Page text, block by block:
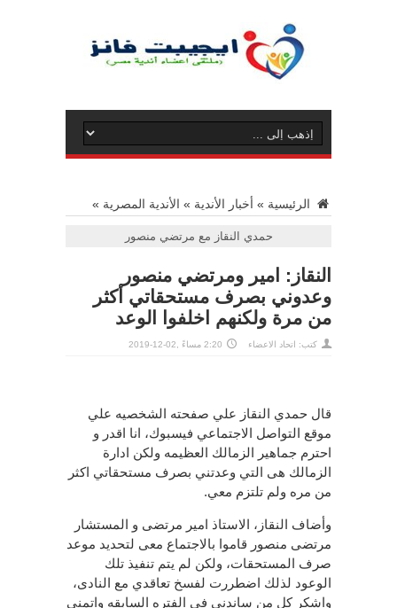
الرئيسية » أخبار الأندية » الأندية المصرية »
حمدي النقاز مع مرتضي منصور
النقاز: امير ومرتضي منصور
وعدوني بصرف مستحقاتي أكثر
من مرة ولكنهم اخلفوا الوعد
كتب: اتحاد الاعضاء 2:20 مساءً ,02-12-2019
قال حمدي النقاز علي صفحته الشخصيه علي
موقع التواصل الاجتماعي فيسبوك، انا اقدر و
احترم جماهير الزمالك العظيمه ولكن ادارة
الزمالك هى التي وعدتني بصرف مستحقاتي اكثر
من مره ولم تلتزم معي.
وأضاف النقاز، الاستاذ امير مرتضى و المستشار
مرتضى منصور قاموا بالاجتماع معى لتحديد موعد
صرف المستحقات، ولكن لم يتم تنفيذ تلك
الوعود لذلك اضطررت لفسخ تعاقدي مع النادى،
واشكر كل من ساندنى فى الفتره السابقه واتمنى